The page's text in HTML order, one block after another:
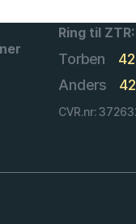
Ring til ZTR:
Torben
Anders
CVR.nr: